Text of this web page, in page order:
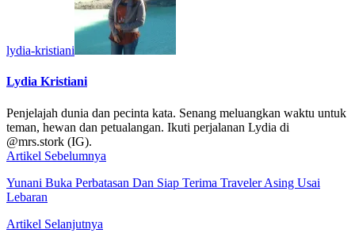
lydia-kristiani
Lydia Kristiani
Penjelajah dunia dan pecinta kata. Senang meluangkan waktu untuk
teman, hewan dan petualangan. Ikuti perjalanan Lydia di
@mrs.stork (IG).
Artikel Sebelumnya
Yunani Buka Perbatasan Dan Siap Terima Traveler Asing Usai
Lebaran
Artikel Selanjutnya